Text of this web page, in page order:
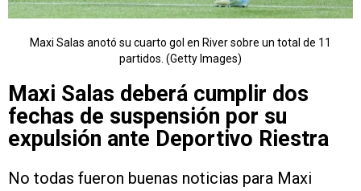
Maxi Salas anotó su cuarto gol en River sobre un total de 11
partidos. (Getty Images)
Maxi Salas deberá cumplir dos
fechas de suspensión por su
expulsión ante Deportivo Riestra
No todas fueron buenas noticias para Maxi